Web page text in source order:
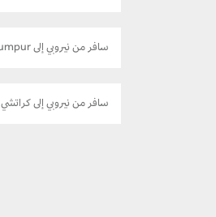
سافر من نيروبي إلى Kuala Lumpur
سافر من نيروبي إلى كراتشي